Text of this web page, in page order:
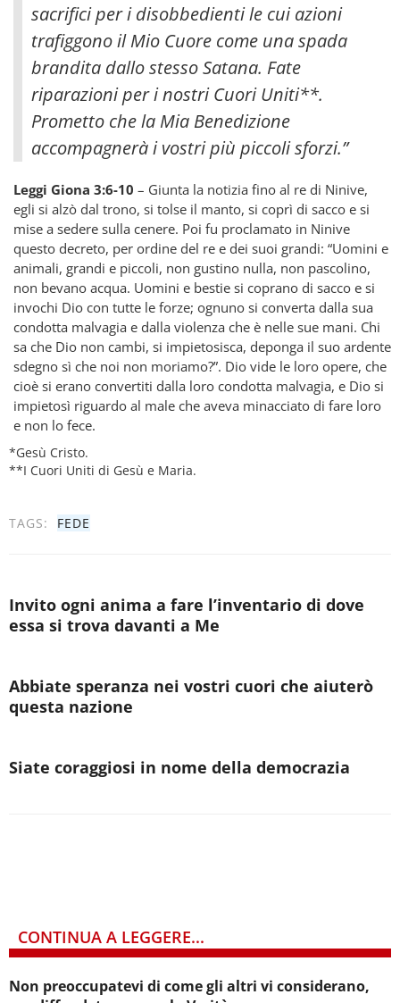
sacrifici per i disobbedienti le cui azioni
trafiggono il Mio Cuore come una spada
brandita dallo stesso Satana. Fate
riparazioni per i nostri Cuori Uniti**.
Prometto che la Mia Benedizione
accompagnerà i vostri più piccoli sforzi.”
Leggi Giona 3:6-10 – Giunta la notizia fino al re di Ninive,
egli si alzò dal trono, si tolse il manto, si coprì di sacco e si
mise a sedere sulla cenere. Poi fu proclamato in Ninive
questo decreto, per ordine del re e dei suoi grandi: “Uomini e
animali, grandi e piccoli, non gustino nulla, non pascolino,
non bevano acqua. Uomini e bestie si coprano di sacco e si
invochi Dio con tutte le forze; ognuno si converta dalla sua
condotta malvagia e dalla violenza che è nelle sue mani. Chi
sa che Dio non cambi, si impietosisca, deponga il suo ardente
sdegno sì che noi non moriamo?”. Dio vide le loro opere, che
cioè si erano convertiti dalla loro condotta malvagia, e Dio si
impietosì riguardo al male che aveva minacciato di fare loro
e non lo fece.
*Gesù Cristo.
**I Cuori Uniti di Gesù e Maria.
TAGS: FEDE
Invito ogni anima a fare l’inventario di dove
essa si trova davanti a Me
Abbiate speranza nei vostri cuori che aiuterò
questa nazione
Siate coraggiosi in nome della democrazia
CONTINUA A LEGGERE...
Non preoccupatevi di come gli altri vi considerano,